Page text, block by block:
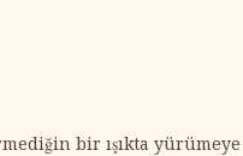
bir ışıkta